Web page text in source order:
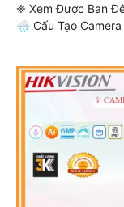
🌧️ Cấu Tạo Camera